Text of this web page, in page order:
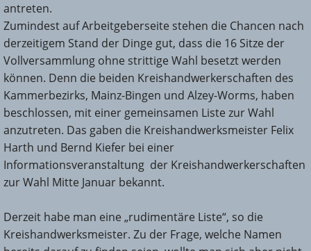
antreten.
Zumindest auf Arbeitgeberseite stehen die Chancen nach
derzeitigem Stand der Dinge gut, dass die 16 Sitze der
Vollversammlung ohne strittige Wahl besetzt werden
können. Denn die beiden Kreishandwerkerschaften des
Kammerbezirks, Mainz-Bingen und Alzey-Worms, haben
beschlossen, mit einer gemeinsamen Liste zur Wahl
anzutreten. Das gaben die Kreishandwerksmeister Felix
Harth und Bernd Kiefer bei einer
Informationsveranstaltung der Kreishandwerkerschaften
zur Wahl Mitte Januar bekannt.
Derzeit habe man eine „rudimentäre Liste“, so die
Kreishandwerksmeister. Zu der Frage, welche Namen